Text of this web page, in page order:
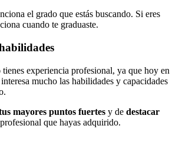
el grado que estás buscando. Si eres
cuando te graduaste.
experiencia profesional, ya que hoy en
mucho las habilidades y capacidades
mayores puntos fuertes y de destacar
profesional que hayas adquirido.